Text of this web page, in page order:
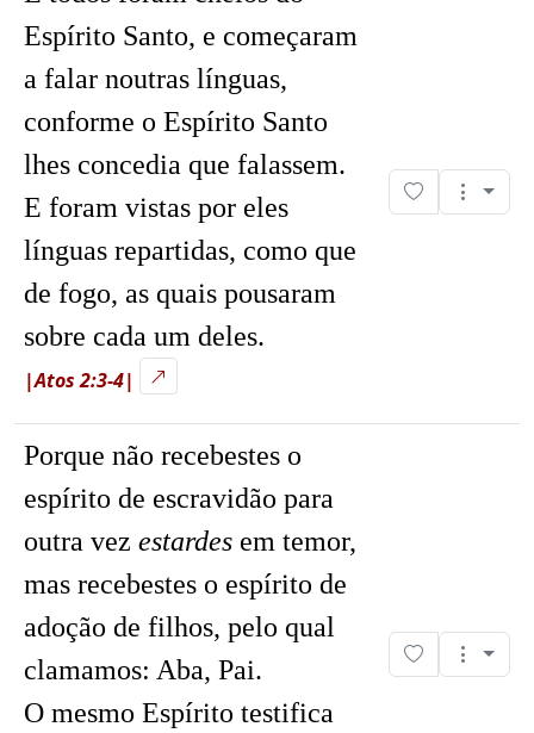
Espírito Santo, e começaram
a falar noutras línguas,
conforme o Espírito Santo
lhes concedia que falassem.
E foram vistas por eles
línguas repartidas, como que
de fogo, as quais pousaram
sobre cada um deles.
|Atos 2:3-4|
Porque não recebestes o
espírito de escravidão para
outra vez estardes em temor,
mas recebestes o espírito de
adoção de filhos, pelo qual
clamamos: Aba, Pai.
O mesmo Espírito testifica